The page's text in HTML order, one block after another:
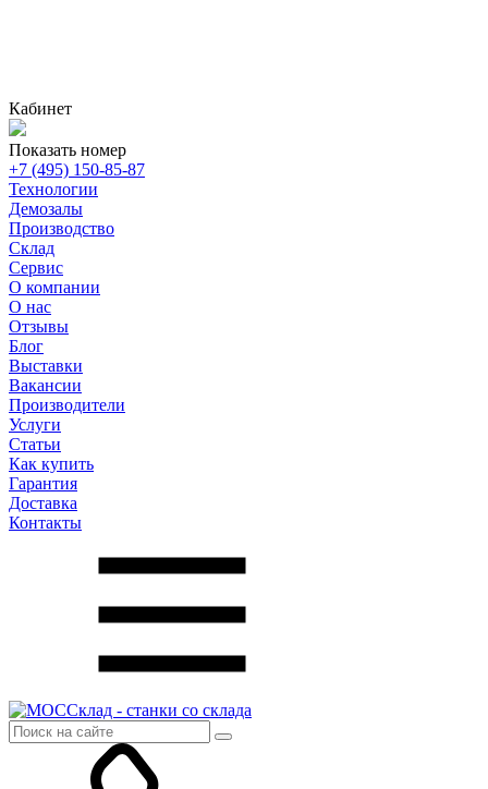
Кабинет
Показать номер
+7 (495) 150-85-87
Технологии
Демозалы
Производство
Склад
Сервис
О компании
О нас
Отзывы
Блог
Выставки
Вакансии
Производители
Услуги
Статьи
Как купить
Гарантия
Доставка
Контакты